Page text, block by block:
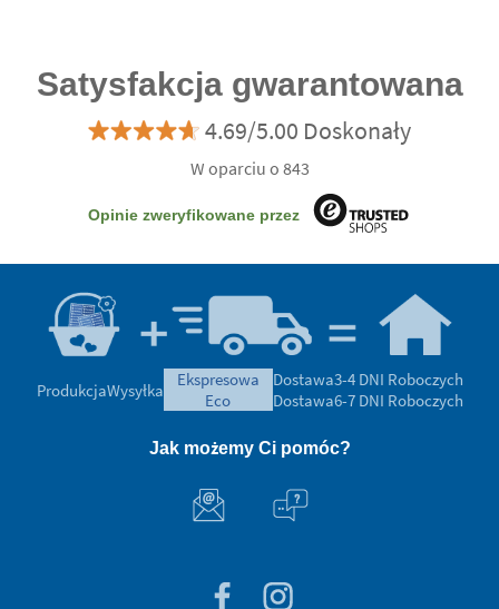
Satysfakcja gwarantowana
4.69/5.00 Doskonały
W oparciu o 843
Opinie zweryfikowane przez
ProdukcjaWysyłka
ekspresowa
eco
Dostawa3-4 DNI Roboczych
Dostawa6-7 DNI Roboczych
Jak możemy Ci pomóc?